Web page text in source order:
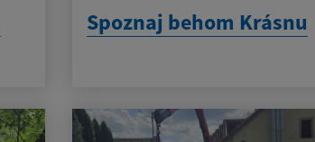
Spoznaj behom Krásnu